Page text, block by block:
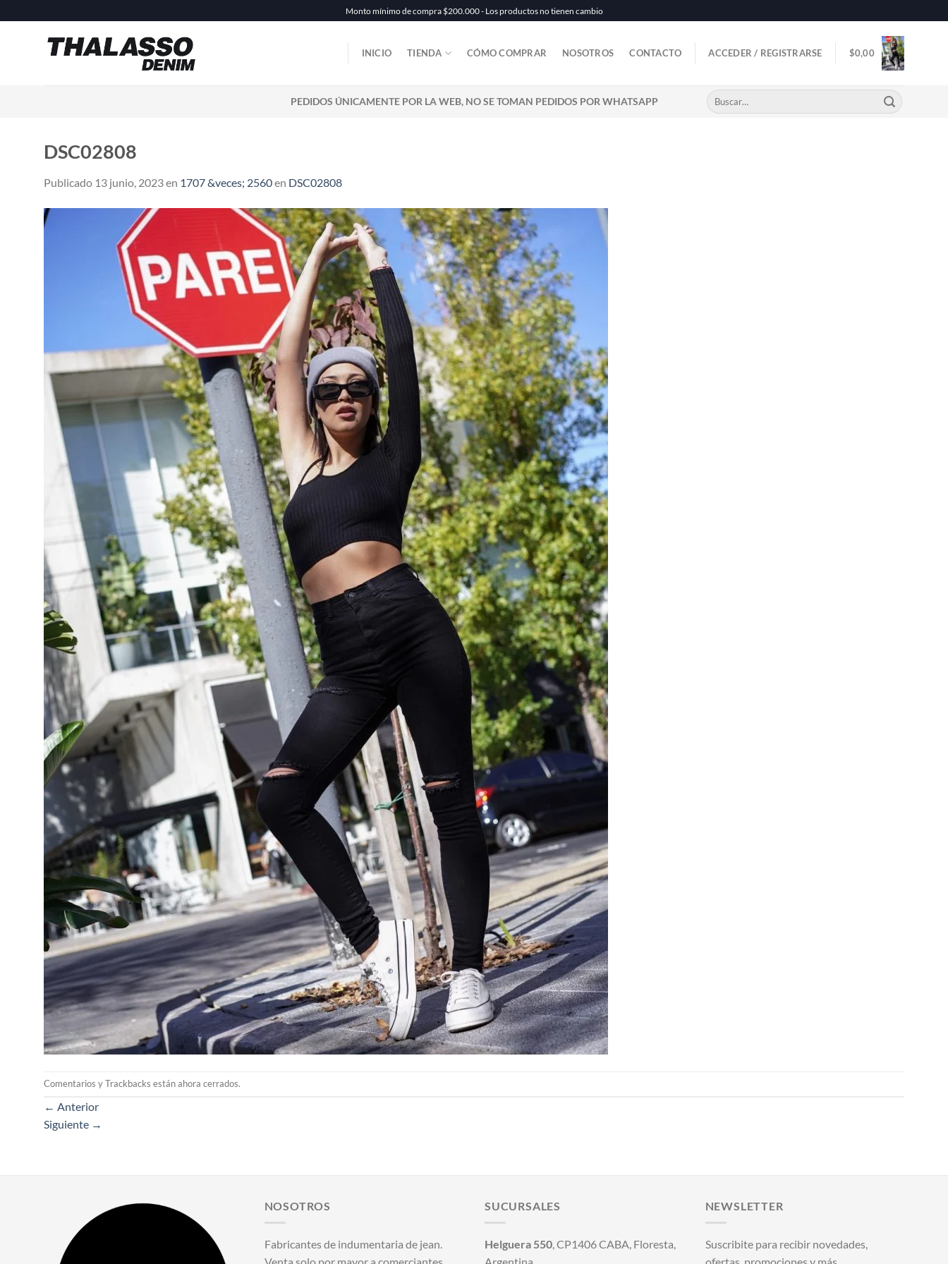
al
contenido
Monto mínimo de compra $200.000 - Los productos no tienen cambio
INICIO TIENDA CÓMO COMPRAR NOSOTROS CONTACTO ACCEDER / REGISTRARSE $0,00
PEDIDOS ÚNICAMENTE POR LA WEB, NO SE TOMAN PEDIDOS POR WHATSAPP
Buscar
por:
DSC02808
Publicado 13 junio, 2023en 1707 &veces; 2560en DSC02808
Comentarios y Trackbacks están ahora cerrados.
← Anterior
Siguiente →
NOSOTROS
Fabricantes de indumentaria de jean.
SUCURSALES
Helguera 550, CP1406 CABA, Floresta,
NEWSLETTER
Suscribite para recibir novedades,